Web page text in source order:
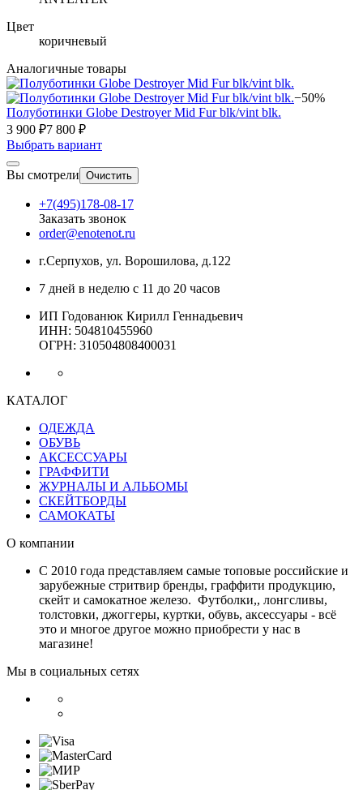
Цвет
коричневый
Аналогичные товары
−50%
Полуботинки Globe Destroyer Mid Fur blk/vint blk.
3 900 ₽7 800 ₽
Выбрать вариант
Вы смотрели Очистить
+7(495)178-08-17
Заказать звонок
order@enotenot.ru
г.Серпухов, ул. Ворошилова, д.122
7 дней в неделю с 11 до 20 часов
ИП Годованюк Кирилл Геннадьевич
ИНН: 504810455960
ОГРН: 310504808400031
КАТАЛОГ
ОДЕЖДА
ОБУВЬ
АКСЕССУАРЫ
ГРАФФИТИ
ЖУРНАЛЫ И АЛЬБОМЫ
СКЕЙТБОРДЫ
САМОКАТЫ
О компании
С 2010 года представляем самые топовые российские и
зарубежные стритвир бренды, граффити продукцию,
скейт и самокатное железо. Футболки,, лонгсливы,
толстовки, джоггеры, куртки, обувь, аксессуары - всё
это и многое другое можно приобрести у нас в
магазине!
Мы в социальных сетях